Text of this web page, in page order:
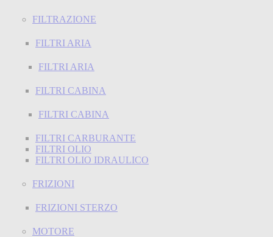
FILTRAZIONE
FILTRI ARIA
FILTRI ARIA
FILTRI CABINA
FILTRI CABINA
FILTRI CARBURANTE
FILTRI OLIO
FILTRI OLIO IDRAULICO
FRIZIONI
FRIZIONI STERZO
MOTORE